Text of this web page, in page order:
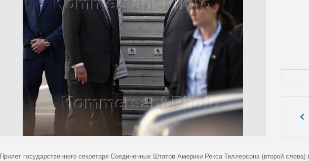
Прилет государственного секретаря Соединенных Штатов Америки Рекса Тиллерсона (второй слева)